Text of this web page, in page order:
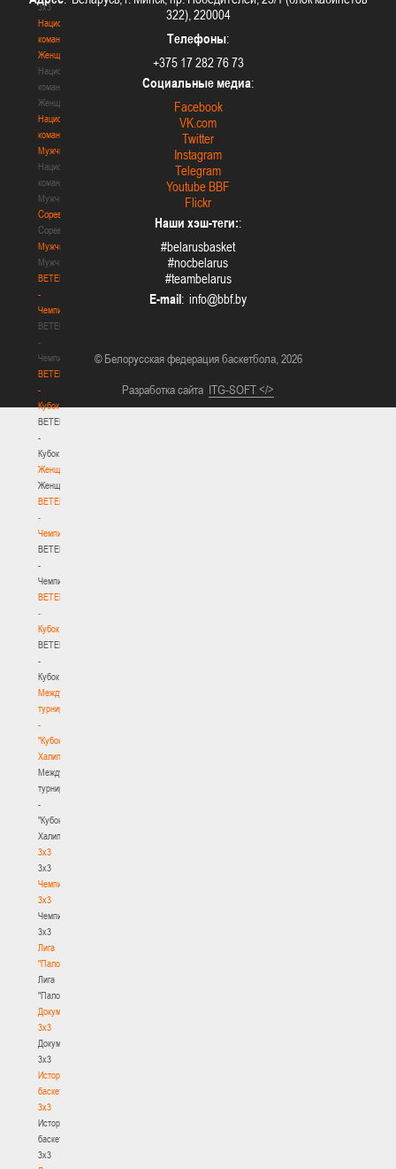
3х3
Национальная
команда.
Женщины
Национальная
команда.
Женщины
Национальная
команда.
Мужчины
Национальная
команда.
Мужчины
Соревнования
Соревнования
Мужчины
Мужчины
BETERA
-
Чемпионат
BETERA
-
Чемпионат
BETERA
-
Кубок
BETERA
-
Кубок
Женщины
Женщины
BETERA
-
Чемпионат
BETERA
-
Чемпионат
BETERA
-
Кубок
BETERA
-
Кубок
Международный
турнир
-
"Кубок
Халипского"
Международный
турнир
-
"Кубок
Халипского"
3x3
3x3
Чемпионат
3х3
Чемпионат
3х3
Лига
"Палова"
Лига
"Палова"
Документы
3х3
Документы
3х3
История
баскетбола
3х3
История
баскетбола
3х3
322), 220004
Телефоны:
+375 17 282 76 73
Социальные медиа:
Facebook
VK.com
Twitter
Instagram
Telegram
Youtube BBF
Flickr
Наши хэш-теги::
#belarusbasket
#nocbelarus
#teambelarus
E-mail:
© Белорусская федерация баскетбола, 2026
Разработка сайта ITG-SOFT </>